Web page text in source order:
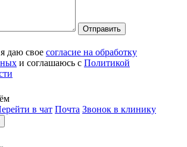
даю свое согласие на обработку
и соглашаюсь c Политикой
в чат Почта Звонок в клинику